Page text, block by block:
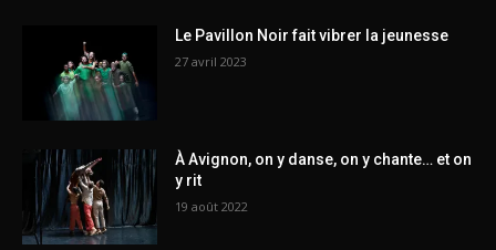
Le Pavillon Noir fait vibrer la jeunesse
27 avril 2023
À Avignon, on y danse, on y chante… et on
y rit
19 août 2022